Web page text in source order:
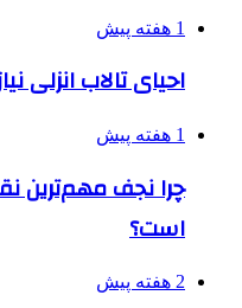
1 هفته پیش
احیای تالاب انزلی
1 هفته پیش
چرا نجف مهم‌ترین
است؟
2 هفته پیش